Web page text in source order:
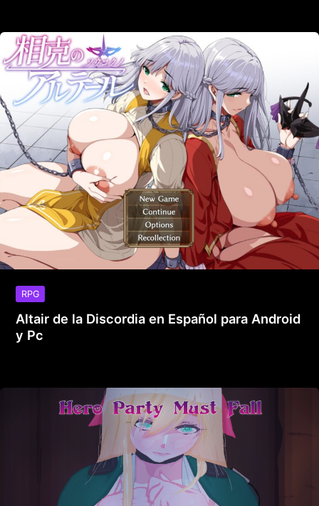
RPG
Altair de la Discordia en Español para Android
y Pc